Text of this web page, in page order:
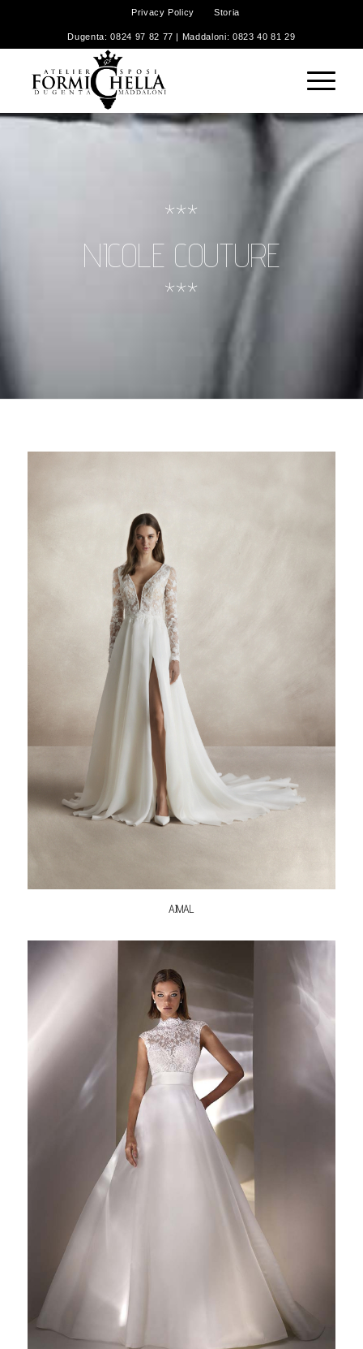
Privacy Policy Storia
Dugenta: 0824 97 82 77 | Maddaloni: 0823 40 81 29
***
NICOLE COUTURE
***
AJMAL